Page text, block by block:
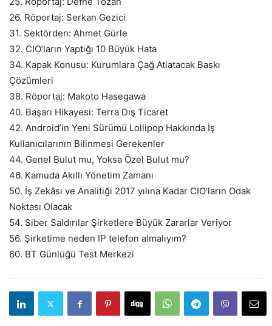
26. Röportaj: Serkan Gezici
31. Sektörden: Ahmet Gürle
32. CIO’ların Yaptığı 10 Büyük Hata
34. Kapak Konusu: Kurumlara Çağ Atlatacak Baskı
Çözümleri
38. Röportaj: Makoto Hasegawa
40. Başarı Hikayesi: Terra Dış Ticaret
42. Android’in Yeni Sürümü Lollipop Hakkında İş
Kullanıcılarının Bilinmesi Gerekenler
44. Genel Bulut mu, Yoksa Özel Bulut mu?
46. Kamuda Akıllı Yönetim Zamanı
50. İş Zekâsı ve Analitiği 2017 yılına Kadar CIO’ların Odak
Noktası Olacak
54. Siber Saldırılar Şirketlere Büyük Zararlar Veriyor
56. Şirketime neden IP telefon almalıyım?
60. BT Günlüğü Test Merkezi